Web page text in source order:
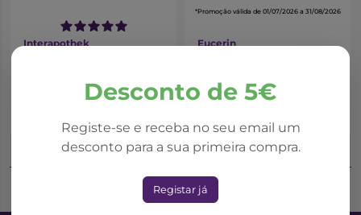
Desconto de 5€
Registe-se e receba no seu email um
desconto para a sua primeira compra.
Registar já
Interapothek
Asiática 750ml
3,75€
Adicionar ao Carrinho
*Promoção válida de 01/07/2026 a 31/08/2026
Eucerin
17,42€
Adicionar ao Carrinho